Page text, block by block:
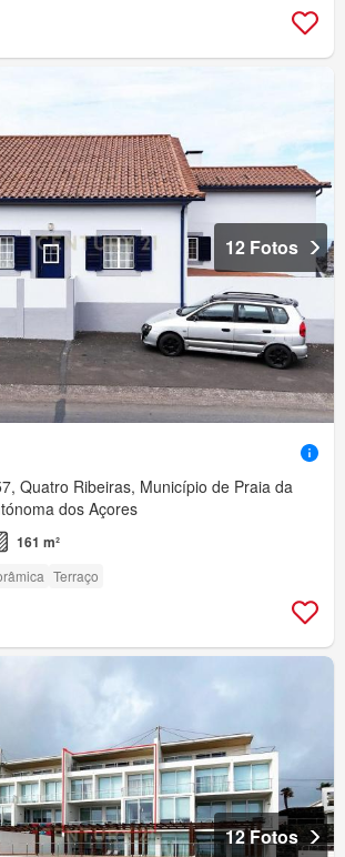
12 Fotos
Quatro Ribeiras, Município de Praia da
dos Açores
161 m²
Terraço
12 Fotos